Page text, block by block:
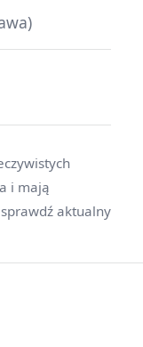
i mają
aktualny